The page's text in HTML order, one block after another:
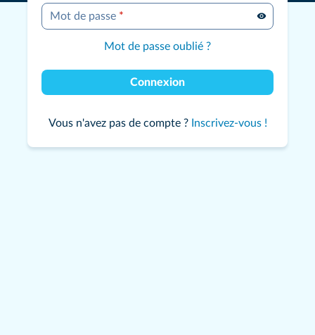
Mot de passe *
Mot de passe oublié ?
Connexion
Vous n'avez pas de compte ? Inscrivez-vous !